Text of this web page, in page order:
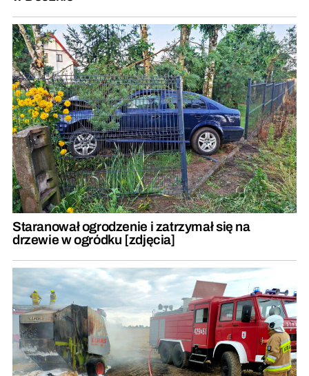
Staranował ogrodzenie i zatrzymał się na
drzewie w ogródku [zdjęcia]